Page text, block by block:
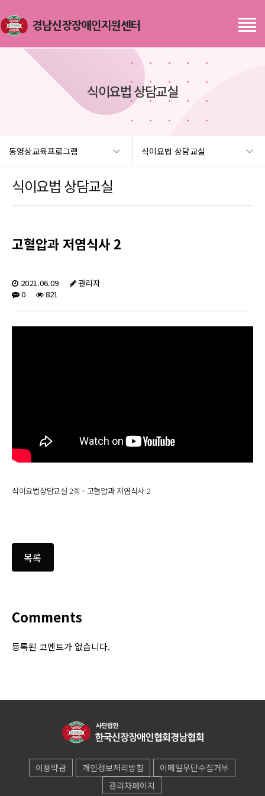
식이요법 상담교실
동영상교육프로그램 식이요법 상담교실
식이요법 상담교실
고혈압과 저염식사 2
2021.06.09
관리자
0
821
식이요법상담교실 2회 - 고혈압과 저염식사 2
Comments
등록된 코멘트가 없습니다.
이용약관 개인정보처리방침
이메일무단수집거부
관리자페이지